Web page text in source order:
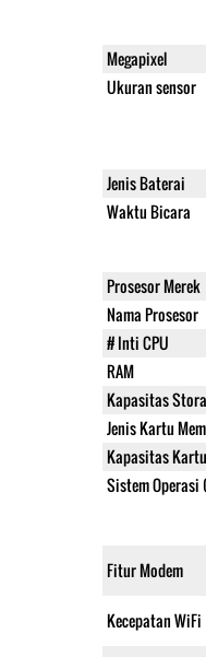
Megapixel
Ukuran sensor
Jenis Baterai
Waktu Bicara
Prosesor Merek
Nama Prosesor
# Inti CPU
RAM
Kapasitas
Jenis Kartu
Kapasitas
Sistem Operasi
Fitur Modem
Kecepatan WiFi